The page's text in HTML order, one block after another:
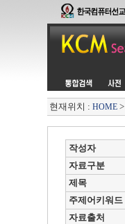
현재위치 : HOME>
작성자
자료구분
제목
주제어키워드
자료출처